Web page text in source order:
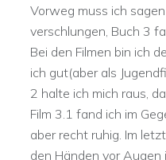
Vorweg muss ich
verschlungen, Buch 3
Bei den Filmen bin ich
ich gut(aber als
2 halte ich mich raus,
Film 3.1 fand ich im
aber recht ruhig. Im
den Händen vor Augen